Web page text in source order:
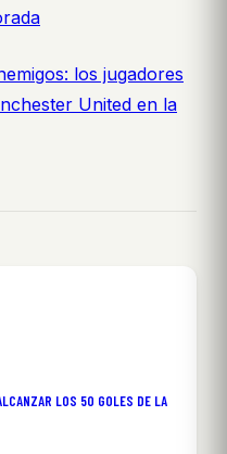
los jugadores
United en la
LOS 50 GOLES DE LA